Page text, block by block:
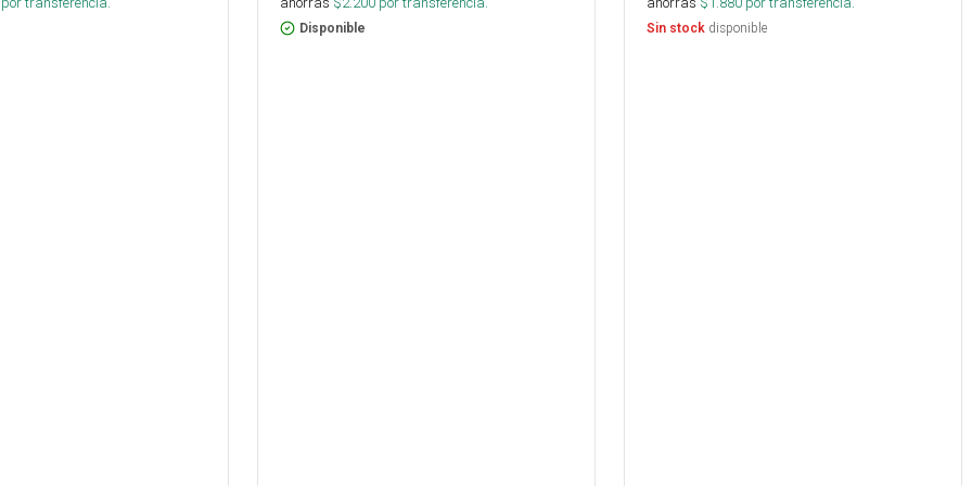
Disponible Sin stock disponible